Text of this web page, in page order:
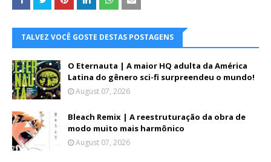
TALVEZ VOCÊ GOSTE DESTAS POSTAGENS
O Eternauta | A maior HQ adulta da América
Latina do gênero sci-fi surpreendeu o mundo!
August 07, 2026
Bleach Remix | A reestruturação da obra de
modo muito mais harmônico
August 07, 2026